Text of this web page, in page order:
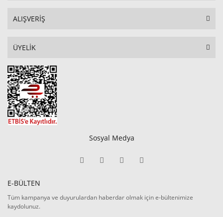
ALIŞVERİŞ
ÜYELİK
Sosyal Medya
E-BÜLTEN
Tüm kampanya ve duyurulardan haberdar olmak için e-bültenimize
kaydolunuz.